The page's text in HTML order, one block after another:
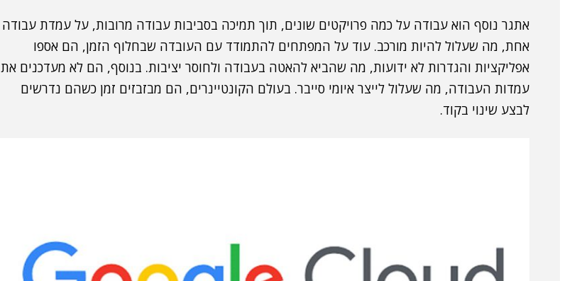
אתגר נוסף הוא עבודה על כמה פרויקטים שונים, תוך תמיכה בסביבות עבודה מרובות, על עמדת עבודה
אחת, מה שעלול להיות מורכב. עוד על המפתחים להתמודד עם העובדה שבחלוף הזמן, הם אספו
אפליקציות והגדרות לא ידועות, מה שהביא להאטה בעבודה ולחוסר יציבות. בנוסף, הם לא מעדכנים את
עמדות העבודה, מה שעלול לייצר איומי סייבר. בעולם הקונטיינרים, הם מבזבזים זמן כשהם נדרשים
לבצע שינוי בקוד.